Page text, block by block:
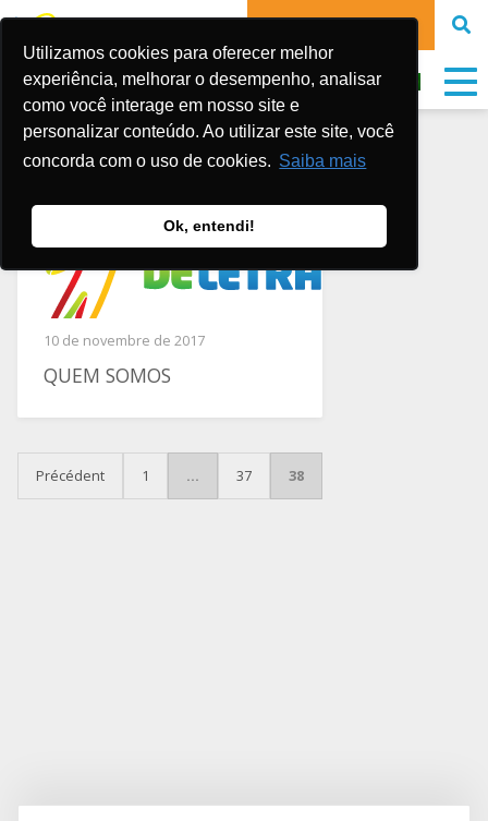
Utilizamos cookies para oferecer melhor
experiência, melhorar o desempenho, analisar
como você interage em nosso site e
personalizar conteúdo. Ao utilizar este site, você
concorda com o uso de cookies. Saiba mais
Ok, entendi!
FAIRE UN DON
10 de novembre de 2017
QUEM SOMOS
PAGINATION DES
Précédent 1 … 37 38